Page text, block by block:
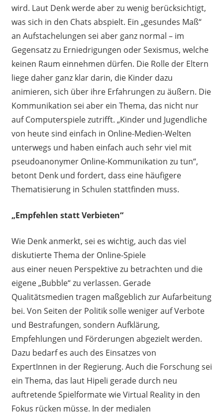
wird. Laut Denk werde aber zu wenig berücksichtigt,
was sich in den Chats abspielt. Ein „gesundes Maß“
an Aufstachelungen sei aber ganz normal – im
Gegensatz zu Erniedrigungen oder Sexismus, welche
keinen Raum einnehmen dürfen. Die Rolle der Eltern
liege daher ganz klar darin, die Kinder dazu
animieren, sich über ihre Erfahrungen zu äußern. Die
Kommunikation sei aber ein Thema, das nicht nur
auf Computerspiele zutrifft. „Kinder und Jugendliche
von heute sind einfach in Online-Medien-Welten
unterwegs und haben einfach auch sehr viel mit
pseudoanonymer Online-Kommunikation zu tun“,
betont Denk und fordert, dass eine häufigere
Thematisierung in Schulen stattfinden muss.
„Empfehlen statt Verbieten“
Wie Denk anmerkt, sei es wichtig, auch das viel
diskutierte Thema der Online-Spiele
aus einerneuen Perspektive zu betrachten und die
eigene „Bubble“ zu verlassen. Gerade
Qualitätsmedien tragen maßgeblich zur Aufarbeitung
bei. Von Seiten der Politik solle weniger auf Verbote
und Bestrafungen, sondern Aufklärung,
Empfehlungen und Förderungen abgezielt werden.
Dazu bedarf es auch des Einsatzes von
ExpertInnen in der Regierung. Auch die Forschung sei
ein Thema, das laut Hipeli gerade durch neu
auftretende Spielformatewie Virtual Reality in den
Fokus rücken müsse. In der medialen